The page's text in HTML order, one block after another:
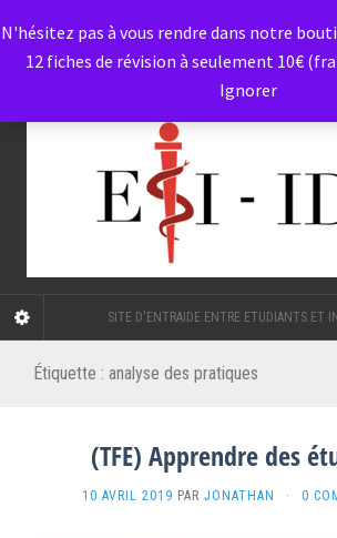
SITE D'ENTRAIDE ENTRE ETUDIANTS ET
Étiquette : analyse des pratiques
(TFE) Apprendre des
10 AVRIL 2019 PAR JONATHAN · 0
N'hésitez pas à vous rendre dans notre
12 fiches de révision à seulement 10€
Ignorer